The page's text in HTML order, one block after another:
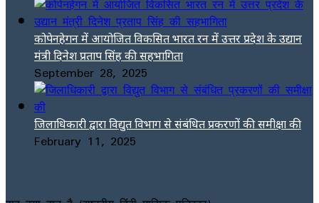
कोपेनहेगन में आयोजित विकसित भारत रन में उत्तर प्रदेश के उद्यान
मंत्री दिनेश प्रताप सिंह की सहभागिता
September 28, 2025
जिलाधिकारी द्वारा विद्युत विभाग से संबंधित प्रकरणों की समीक्षा की
February 11, 2025